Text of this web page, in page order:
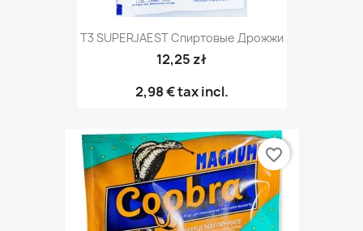
T3 SUPERJAEST Спиртовые Дрожжи
12,25 zł
2,98 €tax incl.
favorite_border